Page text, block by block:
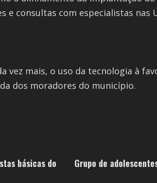
e consultas com especialistas
mais, o uso da tecnologia à
dos moradores do município.
básicas do
Grupo de